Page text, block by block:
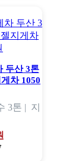
두산 3톤
차 1050
3톤 | 지